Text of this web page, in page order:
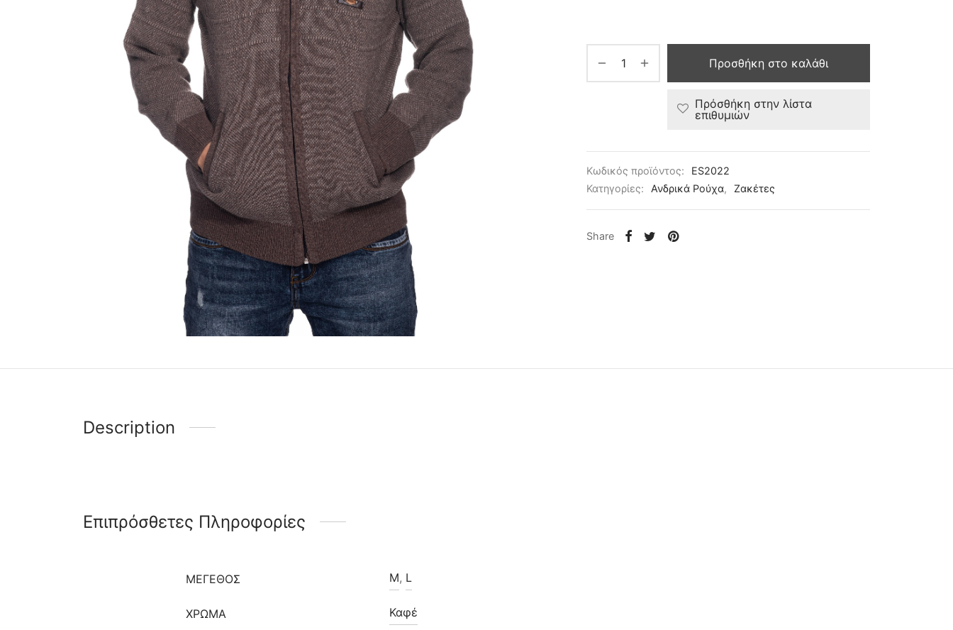
Προσθήκη στο καλάθι
Πρόσθήκη στην λίστα
επιθυμιών
Κωδικός προϊόντος:
ES2022
Κατηγορίες:
Ανδρικά Ρούχα, Ζακέτες
Share
Description
Επιπρόσθετες Πληροφορίες
ΜΈΓΕΘΟΣ M, L
ΧΡΩΜΑ Καφέ